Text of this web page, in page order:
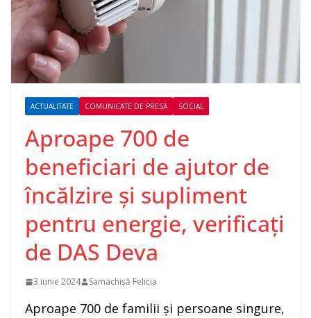
ACTUALITATE COMUNICATE DE PRESĂ SOCIAL
Aproape 700 de
beneficiari de ajutor de
încălzire și supliment
pentru energie, verificați
de DAS Deva
3 iunie 2024 Samachișă Felicia
Aproape 700 de familii și persoane singure,